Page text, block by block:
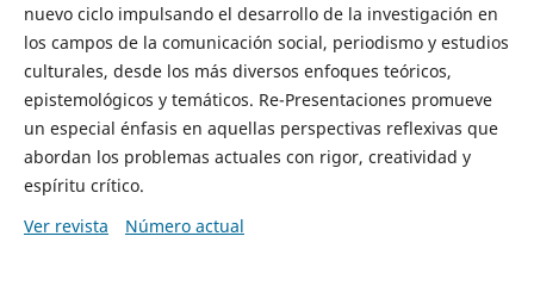
nuevo ciclo impulsando el desarrollo de la investigación en
los campos de la comunicación social, periodismo y estudios
culturales, desde los más diversos enfoques teóricos,
epistemológicos y temáticos. Re-Presentaciones promueve
un especial énfasis en aquellas perspectivas reflexivas que
abordan los problemas actuales con rigor, creatividad y
espíritu crítico.
Ver revista
Número actual